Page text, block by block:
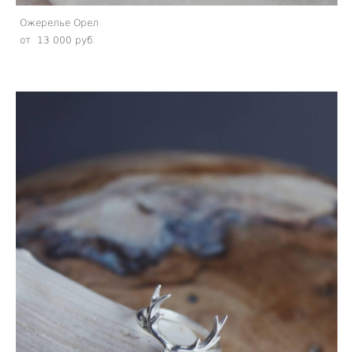
Ожерелье Орел
от 13 000 pуб.